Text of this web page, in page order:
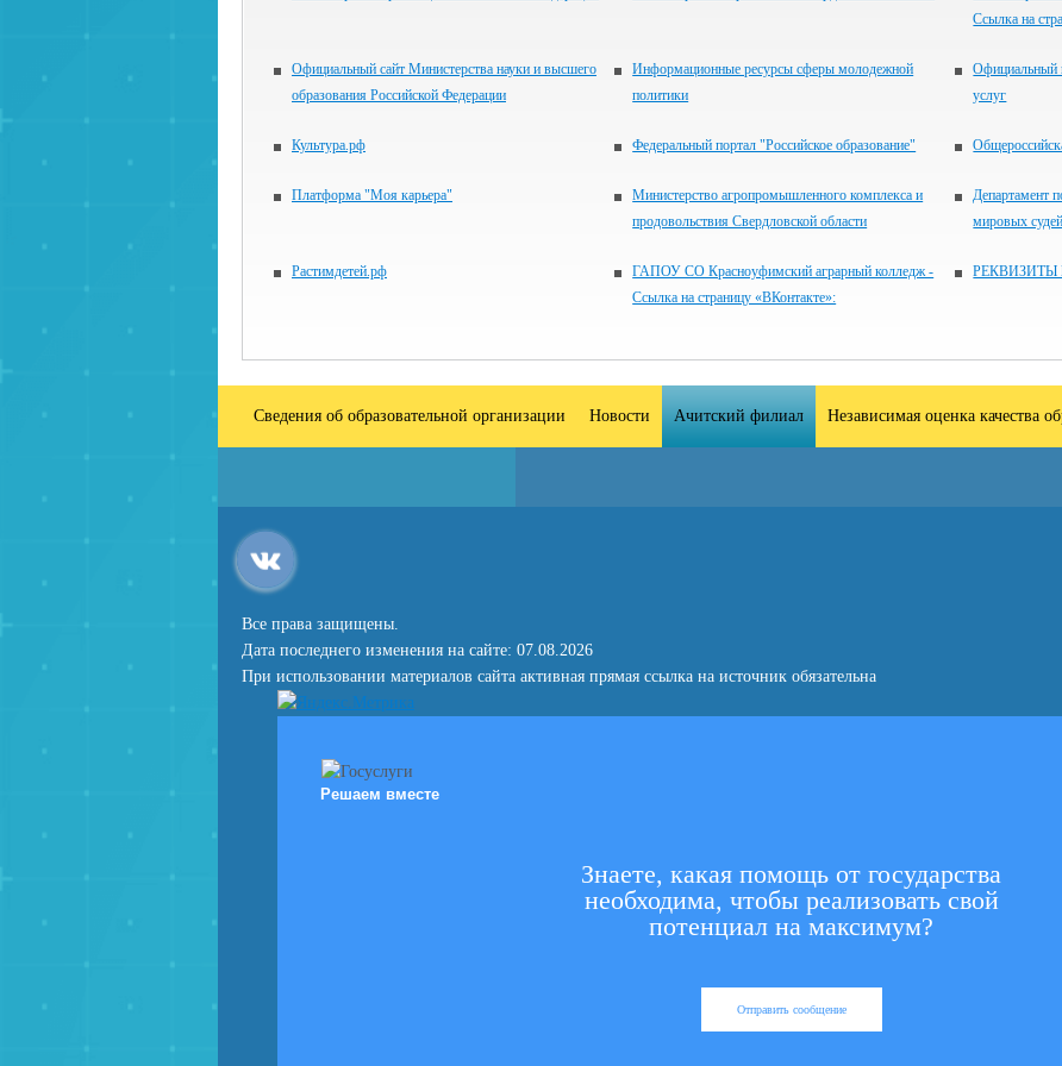
Ссылка на
Официальный сайт Министерства науки и высшего
образования Российской Федерации
Информационные ресурсы сферы молодежной
политики
Официальный
услуг
Культура.рф Федеральный портал "Российское образование"
Платформа "Моя карьера"
Министерство агропромышленного комплекса и
продовольствия Свердловской области
Департамент
мировых
Растимдетей.рф
ГАПОУ СО Красноуфимский аграрный колледж -
Ссылка на страницу «ВКонтакте»:
Сведения об образовательной организации Новости Ачитский филиал Независимая оценка качества
Все права защищены.
Дата последнего изменения на сайте: 07.08.2026
При использовании материалов сайта активная прямая ссылка на источник обязательна
Решаем вместе
Знаете, какая помощь от государства
необходима, чтобы реализовать свой
потенциал на максимум?
Отправить сообщение